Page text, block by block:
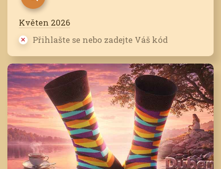
Květen 2026
Přihlašte se nebo zadejte Váš kód